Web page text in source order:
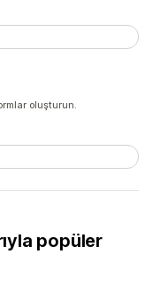
oluşturun.
popüler